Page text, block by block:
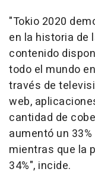
"Tokio 2020
en la historia de
contenido
todo el mundo
través de
web,
cantidad de
aumentó un
mientras que la
34%", incide.